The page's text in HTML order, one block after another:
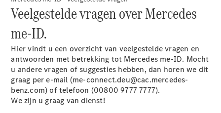
C-Klasse
Limousine
EQE
Limousine
EQS
Limousine
Elektrisch
E-Klasse
Limousine
S-Klasse
S-Klasse
Lang
Veelgestelde vragen over Mercedes
me-ID.
Hier vindt u een overzicht van veelgestelde vragen en
antwoorden met betrekking tot Mercedes me-ID. Mocht
u andere vragen of suggesties hebben, dan horen we dit
graag per e-mail (me-connect.deu@cac.mercedes-
benz.com) of telefoon (00800 9777 7777).
We zijn u graag van dienst!